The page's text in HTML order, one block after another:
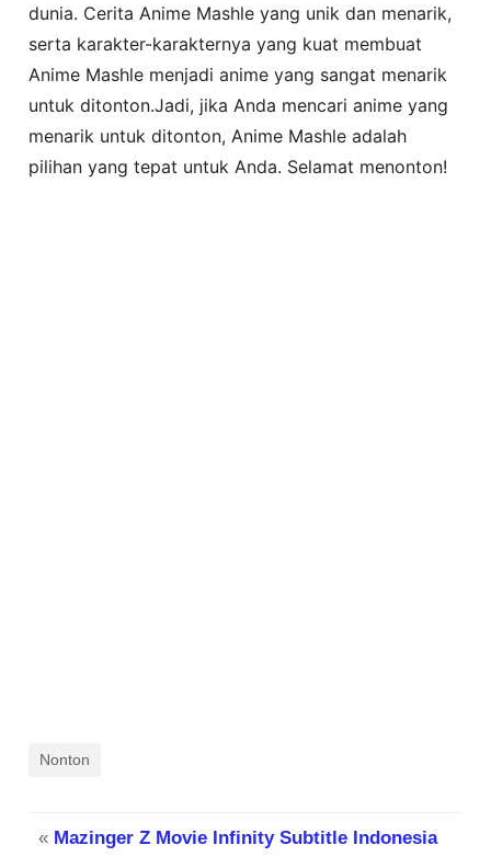
dunia. Cerita Anime Mashle yang unik dan menarik,
serta karakter-karakternya yang kuat membuat
Anime Mashle menjadi anime yang sangat menarik
untuk ditonton.Jadi, jika Anda mencari anime yang
menarik untuk ditonton, Anime Mashle adalah
pilihan yang tepat untuk Anda. Selamat menonton!
Nonton
« Mazinger Z Movie Infinity Subtitle Indonesia